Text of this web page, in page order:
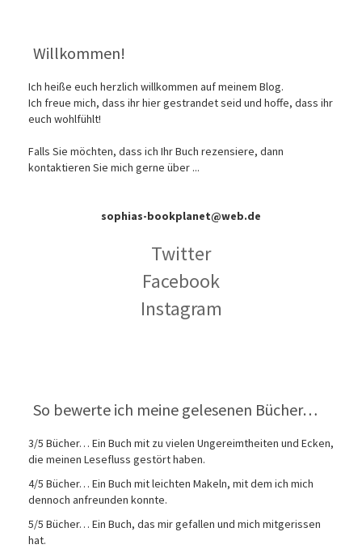
Willkommen!
Ich heiße euch herzlich willkommen auf meinem Blog.
Ich freue mich, dass ihr hier gestrandet seid und hoffe, dass ihr
euch wohlfühlt!
Falls Sie möchten, dass ich Ihr Buch rezensiere, dann
kontaktieren Sie mich gerne über ...
sophias-bookplanet@web.de
Twitter
Facebook
Instagram
So bewerte ich meine gelesenen Bücher…
3/5 Bücher… Ein Buch mit zu vielen Ungereimtheiten und Ecken,
die meinen Lesefluss gestört haben.
4/5 Bücher… Ein Buch mit leichten Makeln, mit dem ich mich
dennoch anfreunden konnte.
5/5 Bücher… Ein Buch, das mir gefallen und mich mitgerissen
hat.